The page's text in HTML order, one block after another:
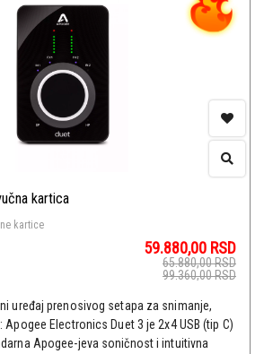
kartica
kartice
59.880,00 RSD
65.880,00RSD
99.360,00RSD
uređaj prenosivog setapa za snimanje,
Electronics Duet 3 je 2x4 USB (tip C)
Apogee-jeva soničnost i intuitivna